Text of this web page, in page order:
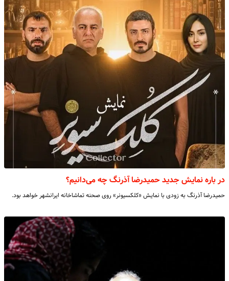
در باره نمایش جدید حمیدرضا آذرنگ چه می‌دانیم؟
حمیدرضا آذرنگ به زودی با نمایش «کلکسیونر» روی صحنه تماشاخانه ایرانشهر خواهد بود.